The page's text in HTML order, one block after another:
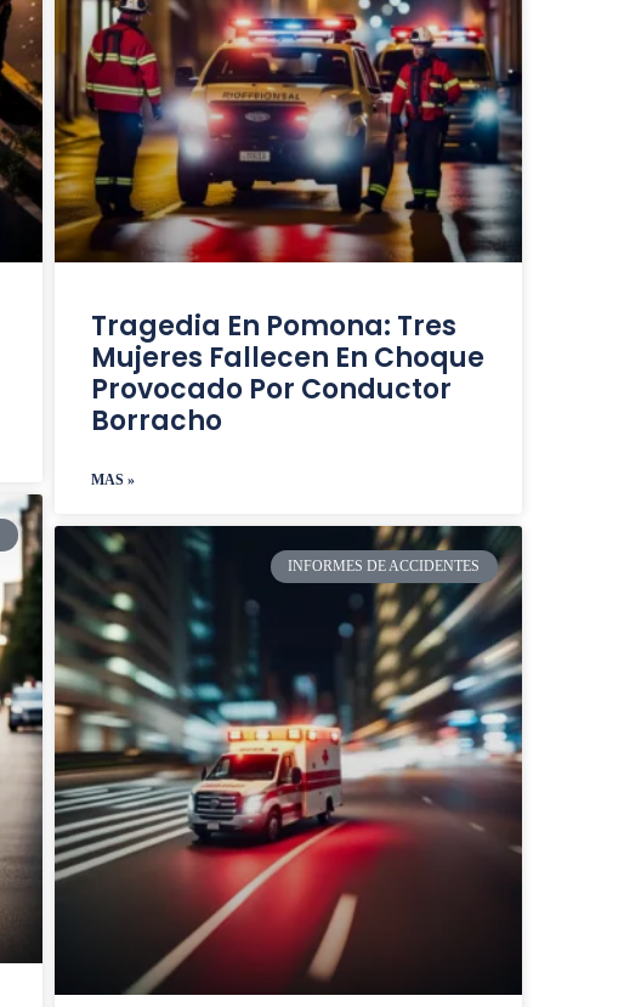
Tragedia En Pomona: Tres
Mujeres Fallecen En Choque
Provocado Por Conductor
Borracho
MAS »
INFORMES DE ACCIDENTES